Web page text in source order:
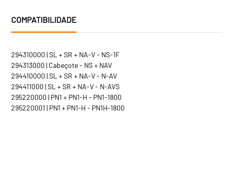
COMPATIBILIDADE
294310000 | SL + SR + NA-V - NS-1F
294313000 | Cabeçote - NS + NAV
294410000 | SL + SR + NA-V - N-AV
294411000 | SL + SR + NA-V - N-AVS
295220000 | PN1 + PN1-H - PN1-1800
295220001 | PN1 + PN1-H - PN1H-1800